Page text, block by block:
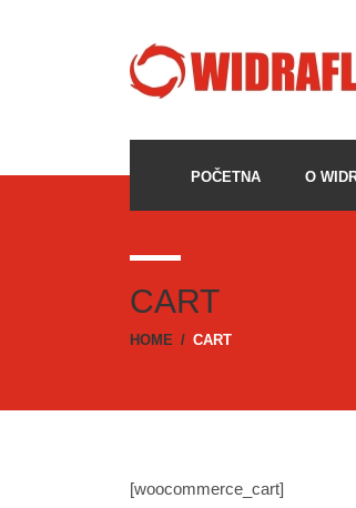
POČETNA O
CART
HOME / CART
[woocommerce_cart]